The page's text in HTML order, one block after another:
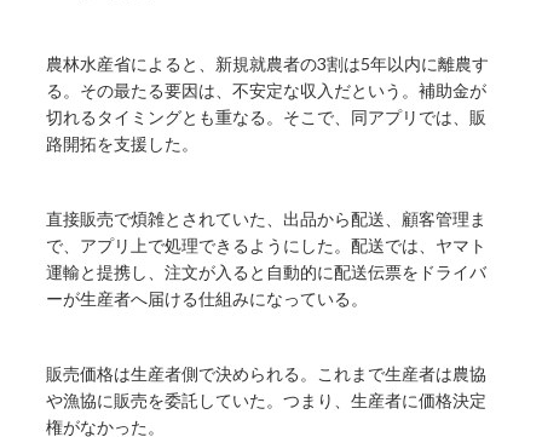
農林水産省によると、新規就農者の3割は5年以内に離農す
る。その最たる要因は、不安定な収入だという。補助金が
切れるタイミングとも重なる。そこで、同アプリでは、販
路開拓を支援した。
直接販売で煩雑とされていた、出品から配送、顧客管理ま
で、アプリ上で処理できるようにした。配送では、ヤマト
運輸と提携し、注文が入ると自動的に配送伝票をドライバ
ーが生産者へ届ける仕組みになっている。
販売価格は生産者側で決められる。これまで生産者は農協
や漁協に販売を委託していた。つまり、生産者に価格決定
権がなかった。